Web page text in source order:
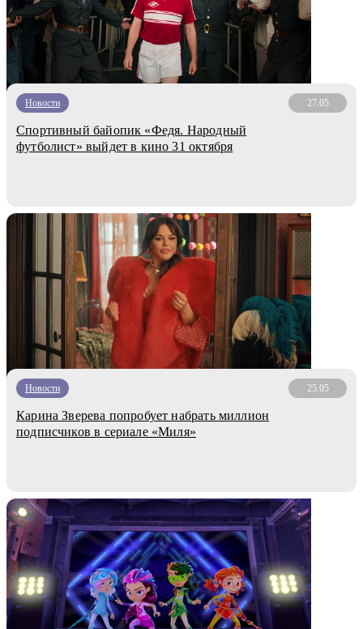
Новости 27.05
Спортивный байопик «Федя. Народный
футболист» выйдет в кино 31 октября
Новости 25.05
Карина Зверева попробует набрать миллион
подписчиков в сериале «Миля»